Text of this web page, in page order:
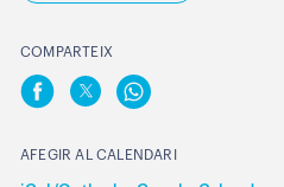
COMPARTEIX
AFEGIR AL CALENDARI